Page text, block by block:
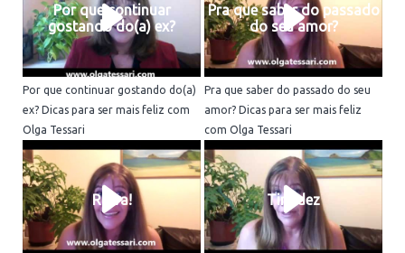
Por que continuar
gostando do(a) ex?
Por que continuar gostando do(a)
ex? Dicas para ser mais feliz com
Olga Tessari
Pra que saber do passado
do seu amor?
Pra que saber do passado do seu
amor? Dicas para ser mais feliz
com Olga Tessari
Raiva! Timidez